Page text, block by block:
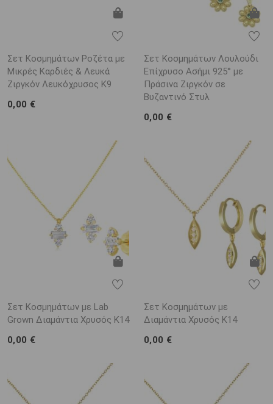
Σετ Κοσμημάτων Ροζέτα με
Μικρές Καρδιές & Λευκά
Ζιργκόν Λευκόχρυσος Κ9
0,00 €
Σετ Κοσμημάτων Λουλούδι
Επίχρυσο Ασήμι 925° με
Πράσινα Ζιργκόν σε
Βυζαντινό Στυλ
0,00 €
Σετ Κοσμημάτων με Lab
Grown Διαμάντια Χρυσός Κ14
0,00 €
Σετ Κοσμημάτων με
Διαμάντια Χρυσός Κ14
0,00 €